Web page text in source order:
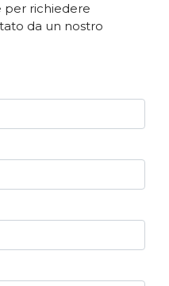
per richiedere
da un nostro